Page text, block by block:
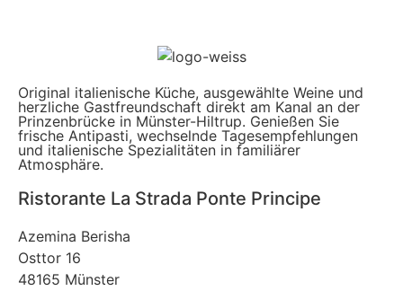
Original italienische Küche, ausgewählte Weine und
herzliche Gastfreundschaft direkt am Kanal an der
Prinzenbrücke in Münster-Hiltrup. Genießen Sie
frische Antipasti, wechselnde Tagesempfehlungen
und italienische Spezialitäten in familiärer
Atmosphäre.
Ristorante La Strada Ponte Principe
Azemina Berisha
Osttor 16
48165 Münster